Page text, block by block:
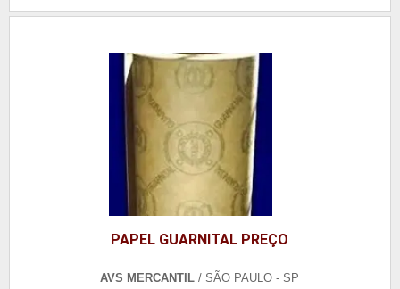
PAPEL GUARNITAL PREÇO
AVS MERCANTIL / SÃO PAULO - SP